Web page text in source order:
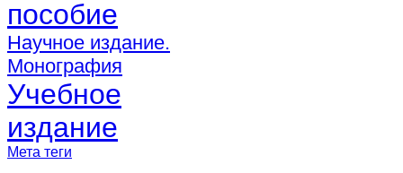
пособие
Научное издание.
Монография
Учебное
издание
Мета теги